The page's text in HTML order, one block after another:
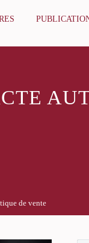
de vente